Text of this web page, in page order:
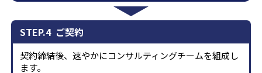
STEP.4 ご契約
契約締結後、速やかにコンサルティングチームを組成し
ます。